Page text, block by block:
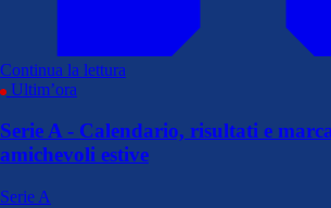
Continua la lettura
Ultim’ora
Serie A - Calendario, risultati e
amichevoli estive
Serie A